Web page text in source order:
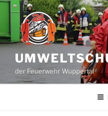
Zum
springen
der Feuerwehr Wuppertal